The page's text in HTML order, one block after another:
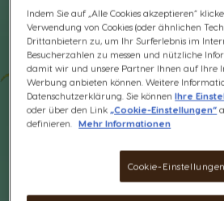
Indem Sie auf „Alle Cookies akzeptieren“
Verwendung von Cookies (oder ähnlichen
Drittanbietern zu, um Ihr Surferlebnis im
Besucherzahlen zu messen und nützliche
damit wir und unsere Partner Ihnen auf Ihre
Werbung anbieten können. Weitere
Datenschutzerklärung. Sie könnenIhre
oder über den Link „Cookie-Einstellungen“
definieren.
Mehr Informationen
Cookie-Einstellungen